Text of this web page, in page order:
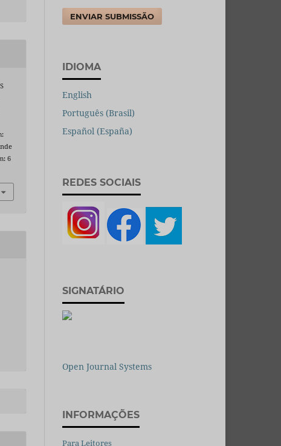
6
ENVIAR SUBMISSÃO
IDIOMA
English
Português (Brasil)
Español (España)
REDES SOCIAIS
SIGNATÁRIO
Open Journal Systems
INFORMAÇÕES
Para Leitores